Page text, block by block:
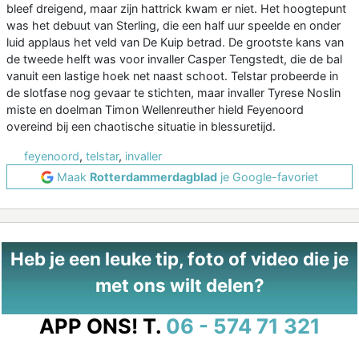
bleef dreigend, maar zijn hattrick kwam er niet. Het hoogtepunt
was het debuut van Sterling, die een half uur speelde en onder
luid applaus het veld van De Kuip betrad. De grootste kans van
de tweede helft was voor invaller Casper Tengstedt, die de bal
vanuit een lastige hoek net naast schoot. Telstar probeerde in
de slotfase nog gevaar te stichten, maar invaller Tyrese Noslin
miste en doelman Timon Wellenreuther hield Feyenoord
overeind bij een chaotische situatie in blessuretijd.
feyenoord, telstar, invaller
Maak Rotterdammerdagblad je Google-favoriet
Heb je een leuke tip, foto of video die je
met ons wilt delen?
APP ONS! T. 06 - 574 71 321